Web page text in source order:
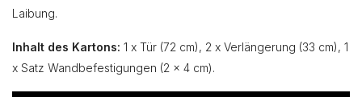
Laibung.
Inhalt des Kartons: 1 x Tür (72 cm), 2 x Verlängerung (33 cm), 1
x Satz Wandbefestigungen (2 x 4 cm).